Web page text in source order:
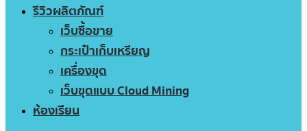
รีวิวผลิตภัณฑ์
เว็บซื้อขาย
กระเป๋าเก็บเหรียญ
เครื่องขุด
เว็บขุดแบบ Cloud Mining
ห้องเรียน